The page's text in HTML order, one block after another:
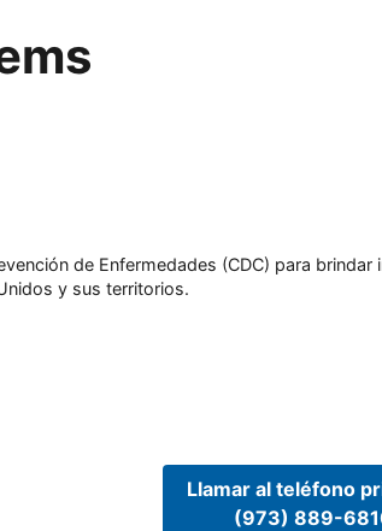
de Enfermedades (CDC) para
y sus territorios.
Llamar al teléfono
(973) 889-